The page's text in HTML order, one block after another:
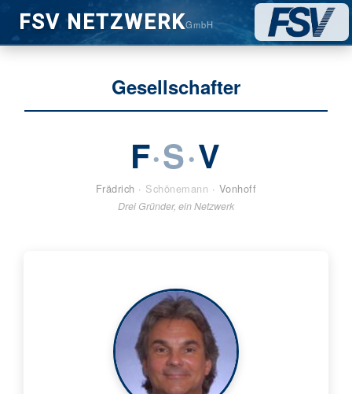
FSV NETZWERKGmbH
Gesellschafter
F·S·V
Frädrich · Schönemann · Vonhoff
Drei Gründer, ein Netzwerk